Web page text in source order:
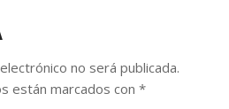
no será publicada.
están marcados con *